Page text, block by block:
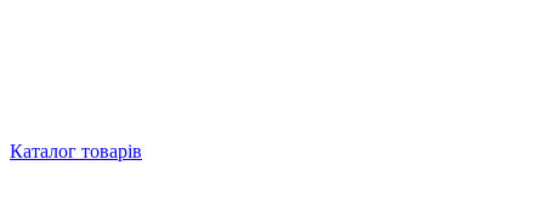
Каталог товарів